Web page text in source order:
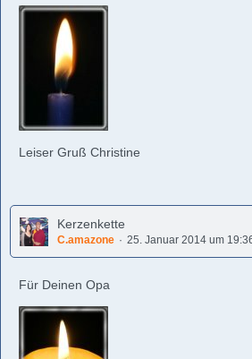
Leiser Gruß Christine
Kerzenkette
C.amazone 25. Januar 2014 um
Für Deinen Opa